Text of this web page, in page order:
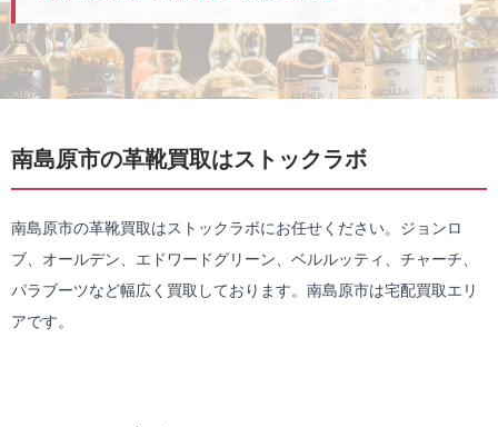
南島原市の革靴買取はストックラボ
南島原市の革靴買取はストックラボにお任せください。ジョンロ
ブ、オールデン、エドワードグリーン、ベルルッティ、チャーチ、
パラブーツなど幅広く買取しております。南島原市は宅配買取エリ
アです。